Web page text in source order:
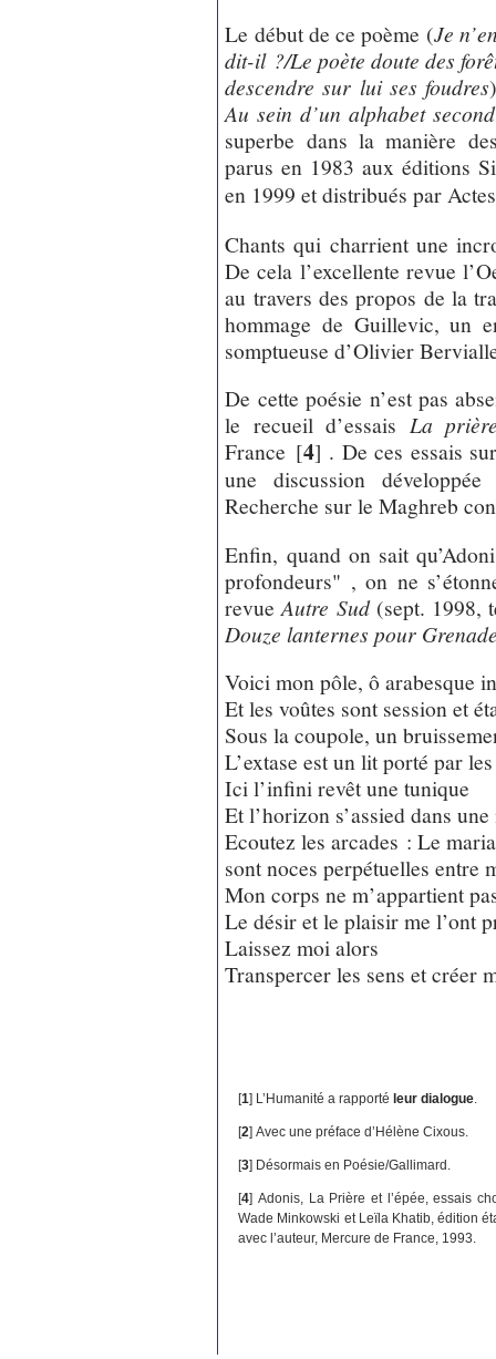
Le début de ce poème (Je
dit-il ?/Le poète doute des
descendre sur lui ses foudres
Au sein d’un alphabet second
superbe dans la manière
parus en 1983 aux éditions
en 1999 et distribués par
Chants qui charrient une
De cela l’excellente revue
au travers des propos de la
hommage de Guillevic, un
somptueuse d’Olivier
De cette poésie n’est pas
le recueil d’essais La
France [4] . De ces essais
une discussion
Recherche sur le Maghreb
Enfin, quand on sait
profondeurs" , on ne
revueAutre Sud(sept. 1998,
Douze lanternes pour
Voici mon pôle, ô arabesque
Et les voûtes sont session et
Sous la coupole, un
L’extase est un lit porté par
Ici l’infini revêt une tunique
Et l’horizon s’assied dans
Ecoutez les arcades : Le
sont noces perpétuelles entre
Mon corps ne m’appartient
Le désir et le plaisir me l’ont
Laissez moi alors
Transpercer les sens et créer
[1] L’Humanité a rapportéleur dialogue.
[2]Avec une préface d’Hélène Cixous.
[3] Désormais en Poésie/Gallimard.
[4]Adonis, La Prière et l’épée, essais
Wade Minkowski et Leïla Khatib, édition
avec l’auteur, Mercure de France, 1993.